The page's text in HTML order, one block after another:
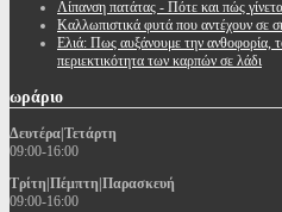
Λίπανση πατάτας - Πότε και πώς
Καλλωπιστικά φυτά που αντέχουν σε
Ελιά: Πως αυξάνουμε την ανθοφορία,
περιεκτικότητα των καρπών σε λάδι
ωράριο
Δευτέρα|Τετάρτη
09:00-16:00
Τρίτη|Πέμπτη|Παρασκευή
09:00-16:00